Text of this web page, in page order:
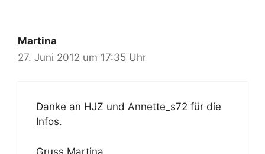
Martina
27. Juni 2012 um 17:35 Uhr
Danke an HJZ und Annette_s72 für die
Infos.
Gruss Martina